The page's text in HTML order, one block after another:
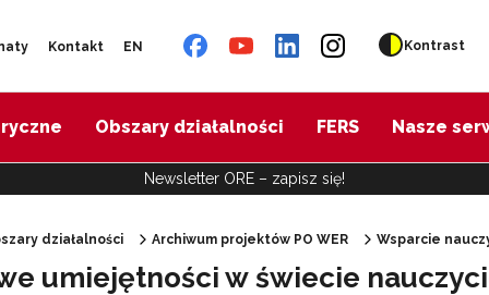
Kontakt EN Kontrast
Obszary działalności FERS Nasze
Newsletter ORE – zapisz się!
psychologiczno-pedagogiczna"
działalności Archiwum projektów PO WER Wsparcie
umiejętności w świecie